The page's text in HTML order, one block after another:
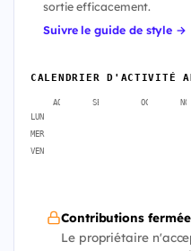
sortie efficacement.
Suivre le guide de style →
CALENDRIER D'ACTIVITÉ
AOÛT SEPT. OCT.
LUN
MER
VEN
Contributions
Le propriétaire